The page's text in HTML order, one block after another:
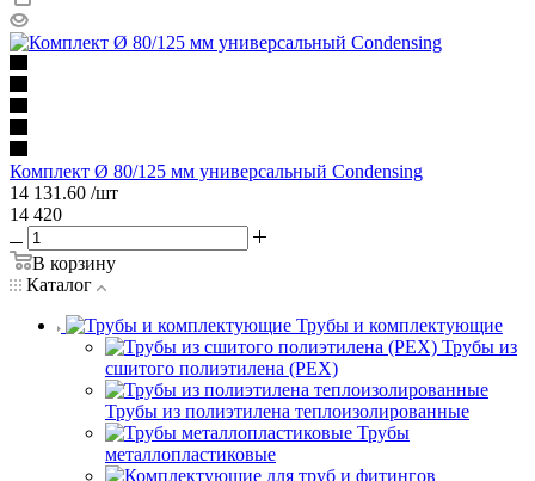
Комплект Ø 80/125 мм универсальный Condensing
14 131.60 /шт
14 420
В корзину
Каталог
Трубы и комплектующие
Трубы из
сшитого полиэтилена (PEX)
Трубы из полиэтилена теплоизолированные
Трубы
металлопластиковые